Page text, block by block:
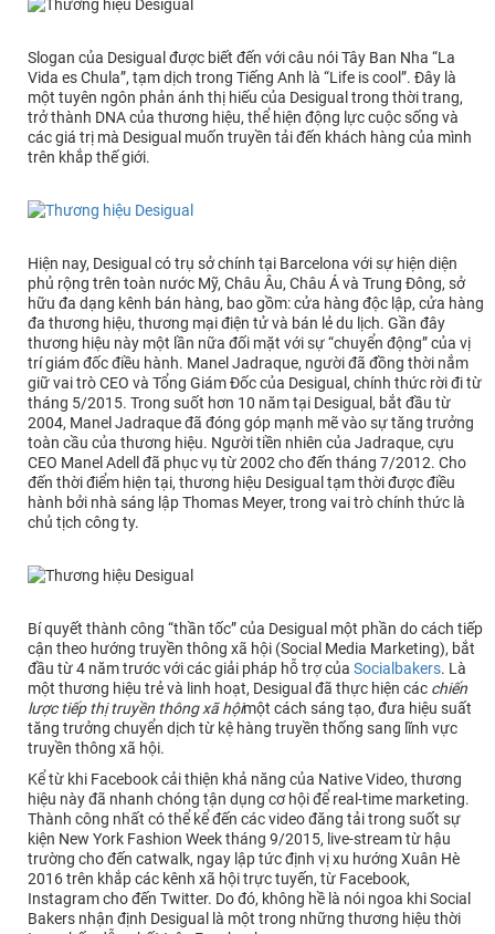
Slogan của Desigual được biết đến với câu nói Tây Ban Nha “La
Vida es Chula”, tạm dịch trong Tiếng Anh là “Life is cool”. Đây là
một tuyên ngôn phản ánh thị hiếu của Desigual trong thời trang,
trở thành DNA của thương hiệu, thể hiện động lực cuộc sống và
các giá trị mà Desigual muốn truyền tải đến khách hàng của mình
trên khắp thế giới.
Hiện nay, Desigual có trụ sở chính tại Barcelona với sự hiện diện
phủ rộng trên toàn nước Mỹ, Châu Âu, Châu Á và Trung Đông, sở
hữu đa dạng kênh bán hàng, bao gồm: cửa hàng độc lập, cửa hàng
đa thương hiệu, thương mại điện tử và bán lẻ du lịch. Gần đây
thương hiệu này một lần nữa đối mặt với sự “chuyển động” của vị
trí giám đốc điều hành. Manel Jadraque, người đã đồng thời nắm
giữ vai trò CEO và Tổng Giám Đốc của Desigual, chính thức rời đi từ
tháng 5/2015. Trong suốt hơn 10 năm tại Desigual, bắt đầu từ
2004, Manel Jadraque đã đóng góp mạnh mẽ vào sự tăng trưởng
toàn cầu của thương hiệu. Người tiền nhiên của Jadraque, cựu
CEO Manel Adell đã phục vụ từ 2002 cho đến tháng 7/2012. Cho
đến thời điểm hiện tại, thương hiệu Desigual tạm thời được điều
hành bởi nhà sáng lập Thomas Meyer, trong vai trò chính thức là
chủ tịch công ty.
Bí quyết thành công “thần tốc” của Desigual một phần do cách tiếp
cận theo hướng truyền thông xã hội (Social Media Marketing), bắt
đầu từ 4 năm trước với các giải pháp hỗ trợ của Socialbakers. Là
một thương hiệu trẻ và linh hoạt, Desigual đã thực hiện các chiến
lược tiếp thị truyền thông xã hộimột cách sáng tạo, đưa hiệu suất
tăng trưởng chuyển dịch từ kệ hàng truyền thống sang lĩnh vực
truyền thông xã hội.
Kể từ khi Facebook cải thiện khả năng của Native Video, thương
hiệu này đã nhanh chóng tận dụng cơ hội để real-time marketing.
Thành công nhất có thể kể đến các video đăng tải trong suốt sự
kiện New York Fashion Week tháng 9/2015, live-stream từ hậu
trường cho đến catwalk, ngay lập tức định vị xu hướng Xuân Hè
2016 trên khắp các kênh xã hội trực tuyến, từ Facebook,
Instagram cho đến Twitter. Do đó, không hề là nói ngoa khi Social
Bakers nhận định Desigual là một trong những thương hiệu thời